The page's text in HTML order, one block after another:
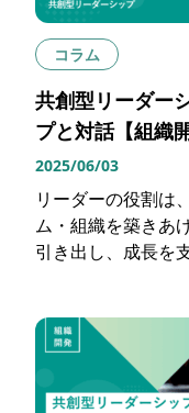
コラム
共創型リーダー
プと対話【組織
2025/06/03
リーダーの役割は
ム・組織を築きあ
引き出し、成長を